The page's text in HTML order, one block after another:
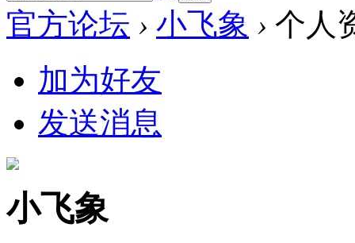
官方论坛 › 小飞象 › 个人
加为好友
发送消息
小飞象